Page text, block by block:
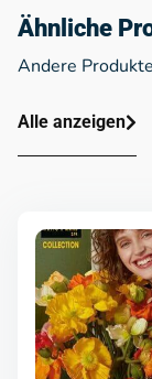
Ähnliche
Andere
Alle anzeigen